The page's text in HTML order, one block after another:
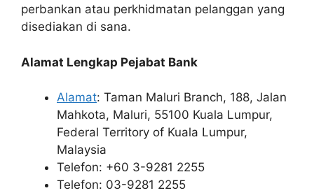
perbankan atau perkhidmatan pelanggan yang
disediakan di sana.
Alamat Lengkap Pejabat Bank
Alamat: Taman Maluri Branch, 188, Jalan
Mahkota, Maluri, 55100 Kuala Lumpur,
Federal Territory of Kuala Lumpur,
Malaysia
Telefon: +60 3-9281 2255
Telefon: 03-9281 2255